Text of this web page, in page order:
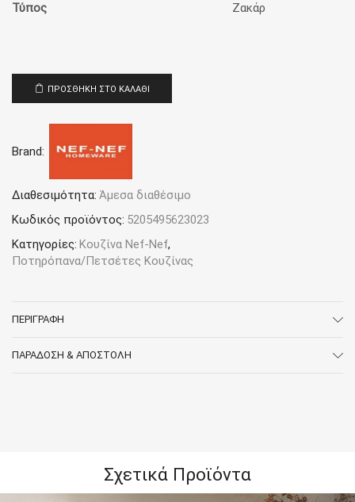
Τύπος Ζακάρ
ΠΡΟΣΘΉΚΗ ΣΤΟ ΚΑΛΆΘΙ
Brand:
Διαθεσιμότητα: Άμεσα διαθέσιμο
Κωδικός προϊόντος: 5205495623023
Κατηγορίες: Κουζίνα Nef-Nef,
Ποτηρόπανα/Πετσέτες Κουζίνας
ΠΕΡΙΓΡΑΦΉ
ΠΑΡΆΔΟΣΗ & ΑΠΟΣΤΟΛΉ
Σχετικά Προϊόντα